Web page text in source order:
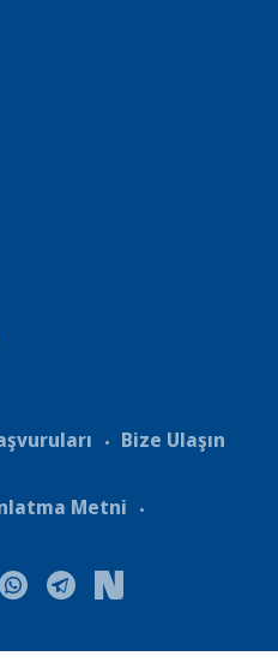
Bize Ulaşın
Metni